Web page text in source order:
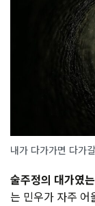
내가 다가가면 다가
술주정의 대가였
는 민우가 자주 어